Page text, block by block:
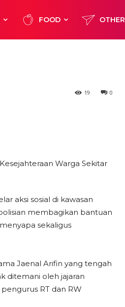
FOOD OTHER
0
19
Warga Sekitar
aksi sosial di kawasan
membagikan bantuan
sekaligus
Jaenal Arifin yang tengah
ditemani oleh jajaran
RT dan RW